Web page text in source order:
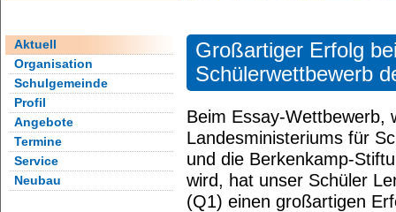
Aktuell
Organisation
Schulgemeinde
Profil
Angebote
Termine
Service
Neubau
Großartiger Erfolg
Schülerwettbewerb
Beim Essay-Wettbewerb,
Landesministeriums für
und die Berkenkamp-
wird, hat unser Schüler
(Q1) einen großartigen